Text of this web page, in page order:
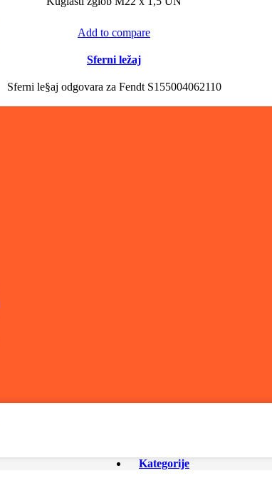
Add to compare
Sferni ležaj
Sferni le§aj odgovara za Fendt S155004062110
Kategorije